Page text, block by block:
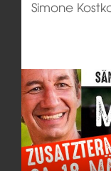
Simone